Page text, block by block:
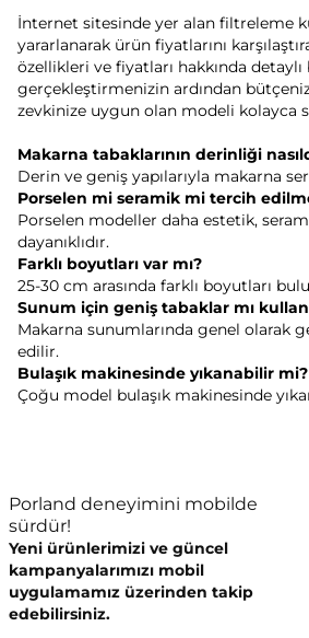
İnternet sitesinde yer alan filtreleme
yararlanarak ürün fiyatlarını
özellikleri ve fiyatları hakkında detaylı
gerçekleştirmenizin ardından
zevkinize uygun olan modeli kolayca
Makarna tabaklarının derinliği
Derin ve geniş yapılarıyla makarna
Porselen mi seramik mi tercih
Porselen modeller daha estetik,
dayanıklıdır.
Farklı boyutları var mı?
25-30 cm arasında farklı boyutları
Sunum için geniş tabaklar mı
Makarna sunumlarında genel olarak
edilir.
Bulaşık makinesinde yıkanabilir mi?
Çoğu model bulaşık makinesinde
Porland deneyimini mobilde
sürdür!
Yeni ürünlerimizi ve güncel
kampanyalarımızı mobil
uygulamamız üzerinden takip
edebilirsiniz.